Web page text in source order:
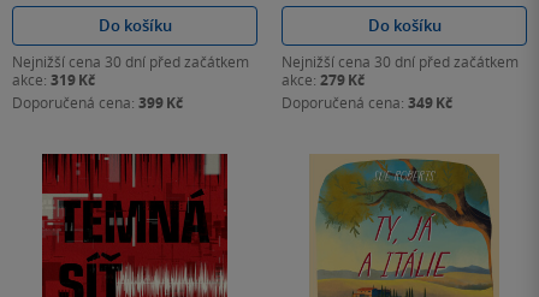
Do košíku
Nejnižší cena 30 dní před začátkem
akce: 319 Kč
Doporučená cena: 399 Kč
Do košíku
Nejnižší cena 30 dní před začátkem
akce: 279 Kč
Doporučená cena: 349 Kč